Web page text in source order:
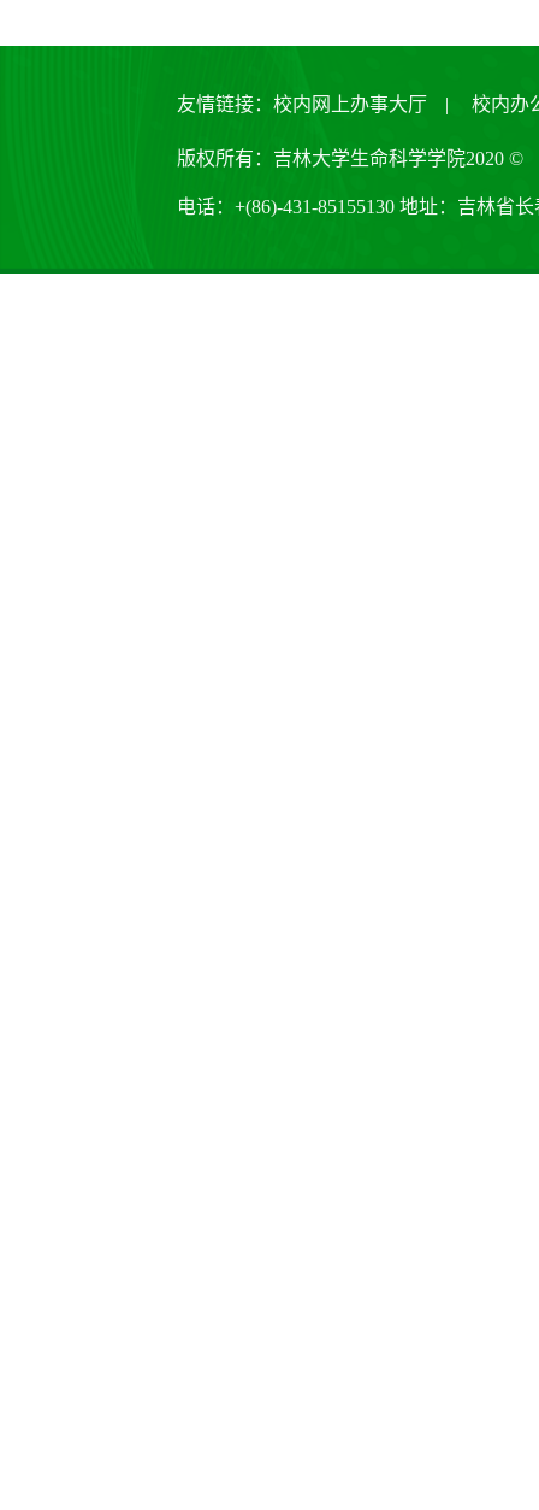
友情链接： 校内网上办事大厅 | 校内办
版权所有：吉林大学生命科学学院2020 ©
电话：+(86)-431-85155130 地址：吉林省